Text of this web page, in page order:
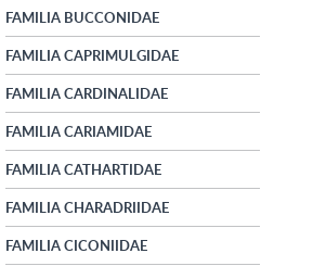
FAMILIA BUCCONIDAE
FAMILIA CAPRIMULGIDAE
FAMILIA CARDINALIDAE
FAMILIA CARIAMIDAE
FAMILIA CATHARTIDAE
FAMILIA CHARADRIIDAE
FAMILIA CICONIIDAE